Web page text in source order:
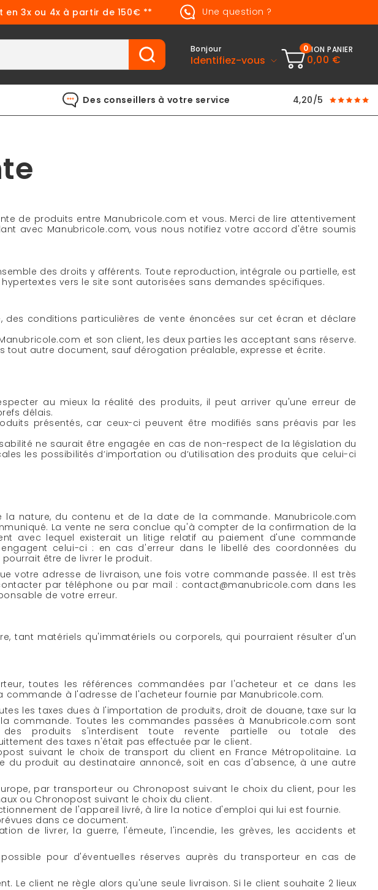
3x ou 4x à partir de 150€ ** Une question ?
Bonjour
Identifiez-vous
0MON PANIER
0,00 €
Des conseillers à votre service 4,20/5
de produits entre Manubricole.com et vous. Merci de lire attentivement
avec Manubricole.com, vous nous notifiez votre accord d'être soumis
des droits y afférents. Toute reproduction, intégrale ou partielle, est
vers le site sont autorisées sans demandes spécifiques.
conditions particulières de vente énoncées sur cet écran et déclare
et son client, les deux parties les acceptant sans réserve.
autre document, sauf dérogation préalable, expresse et écrite.
au mieux la réalité des produits, il peut arriver qu'une erreur de
délais.
présentés, car ceux-ci peuvent être modifiés sans préavis par les
ne saurait être engagée en cas de non-respect de la législation du
les possibilités d’importation ou d’utilisation des produits que celui-ci
nature, du contenu et de la date de la commande. Manubricole.com
La vente ne sera conclue qu'à compter de la confirmation de la
avec lequel existerait un litige relatif au paiement d'une commande
celui-ci : en cas d'erreur dans le libellé des coordonnées du
être de livrer le produit.
votre adresse de livraison, une fois votre commande passée. Il est très
par téléphone ou par mail : contact@manubricole.com dans les
de votre erreur.
tant matériels qu'immatériels ou corporels, qui pourraient résulter d'un
toutes les références commandées par l'acheteur et ce dans les
à l'adresse de l'acheteur fournie par Manubricole.com.
les taxes dues à l'importation de produits, droit de douane, taxe sur la
Toutes les commandes passées à Manubricole.com sont
produits s'interdisent toute revente partielle ou totale des
des taxes n'était pas effectuée par le client.
suivant le choix de transport du client en France Métropolitaine. La
produit au destinataire annoncé, soit en cas d'absence, à une autre
par transporteur ou Chronopost suivant le choix du client, pour les
ou Chronopost suivant le choix du client.
de l'appareil livré, à lire la notice d'emploi qui lui est fournie.
dans ce document.
de livrer, la guerre, l'émeute, l'incendie, les grèves, les accidents et
pour d'éventuelles réserves auprès du transporteur en cas de
Le client ne règle alors qu'une seule livraison. Si le client souhaite 2 lieux